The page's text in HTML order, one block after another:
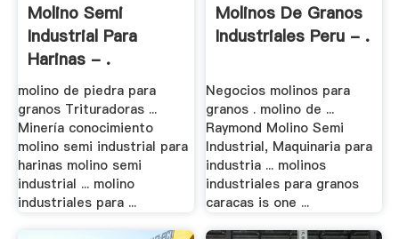
Molino Semi
Industrial Para
Harinas - .
molino de piedra para
granos Trituradoras ...
Minería conocimiento
molino semi industrial para
harinas molino semi
industrial ... molino
industriales para ...
Molinos De Granos
Industriales Peru - .
Negocios molinos para
granos . molino de ...
Raymond Molino Semi
Industrial, Maquinaria para
industria ... molinos
industriales para granos
caracas is one ...